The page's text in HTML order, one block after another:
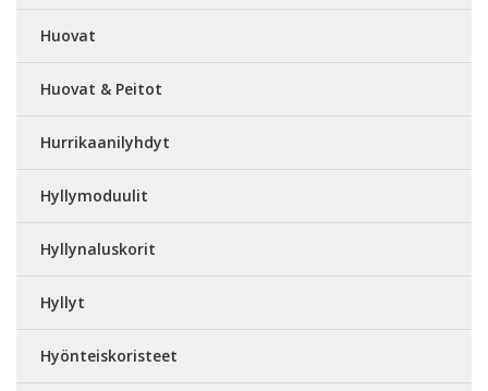
Huovat
Huovat & Peitot
Hurrikaanilyhdyt
Hyllymoduulit
Hyllynaluskorit
Hyllyt
Hyönteiskoristeet